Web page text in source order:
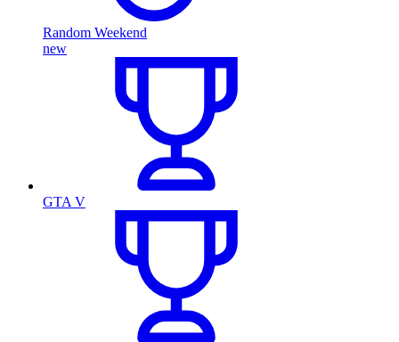
Random Weekend
new
GTA V